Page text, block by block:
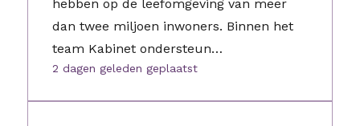
hebben op de leefomgeving van meer
dan twee miljoen inwoners. Binnen het
team Kabinet ondersteun…
2 dagen geleden geplaatst